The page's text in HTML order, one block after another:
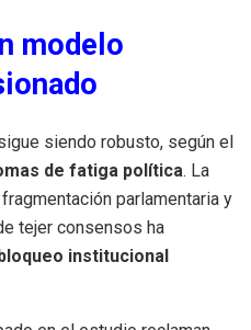
modelo
siendo robusto, según el
de fatiga política. La
parlamentaria y
tejer consensos ha
institucional